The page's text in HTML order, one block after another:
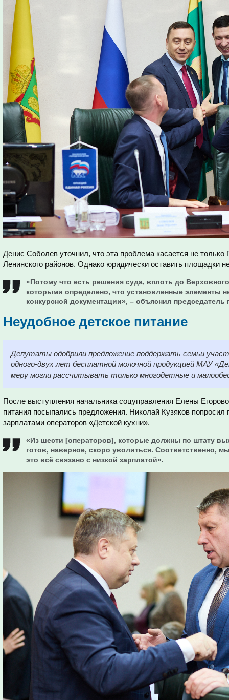
Денис Соболев уточнил, что эта проблема касается не только
Ленинского районов. Однако юридически оставить площадки
«Потому что есть решения суда, вплоть до
которыми определено, что установленные элементы
конкурсной документации», – объяснил председатель
Неудобное детское питание
Депутаты одобрили предложение поддержать семьи
одного-двух лет бесплатной молочной продукцией МАУ
меру могли рассчитывать только многодетные и
После выступления начальника соцуправления Елены
питания посыпались предложения. Николай Кузяков попросил
зарплатами операторов «Детской кухни».
«Из шести [операторов], которые должны по штату
готов, наверное, скоро уволиться. Соответственно,
это всё связано с низкой зарплатой».